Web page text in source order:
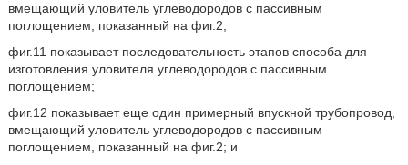
вмещающий уловитель углеводородов с пассивным
поглощением, показанный на фиг.2;
фиг.11 показывает последовательность этапов способа для
изготовления уловителя углеводородов с пассивным
поглощением;
фиг.12 показывает еще один примерный впускной трубопровод,
вмещающий уловитель углеводородов с пассивным
поглощением, показанный на фиг.2; и